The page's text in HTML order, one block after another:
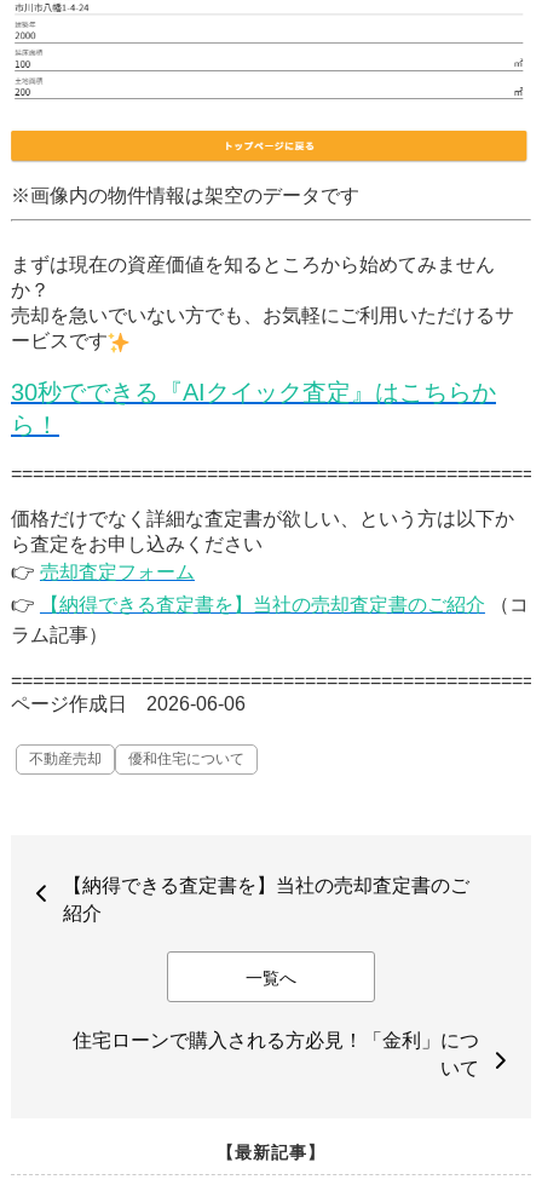
※画像内の物件情報は架空のデータです
まずは現在の資産価値を知るところから始めてみません
か？
売却を急いでいない方でも、お気軽にご利用いただけるサ
ービスです
30秒でできる『AIクイック査定』はこちらか
ら！
価格だけでなく詳細な査定書が欲しい、という方は以下か
ら査定をお申し込みください
👉 売却査定フォーム
👉
【納得できる査定書を】当社の売却査定書のご紹介 （コ
ラム記事）
ページ作成日 2026-06-06
不動産売却 優和住宅について
【納得できる査定書を】当社の売却査定書のご
紹介
一覧へ
住宅ローンで購入される方必見！「金利」につ
いて
【最新記事】